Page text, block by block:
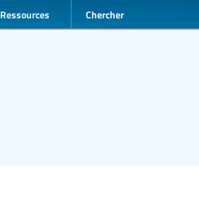
Ressources Chercher